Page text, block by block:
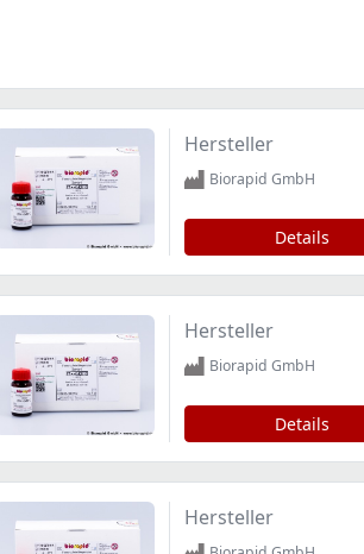
Hersteller
Biorapid GmbH
Details
Hersteller
Biorapid GmbH
Details
Hersteller